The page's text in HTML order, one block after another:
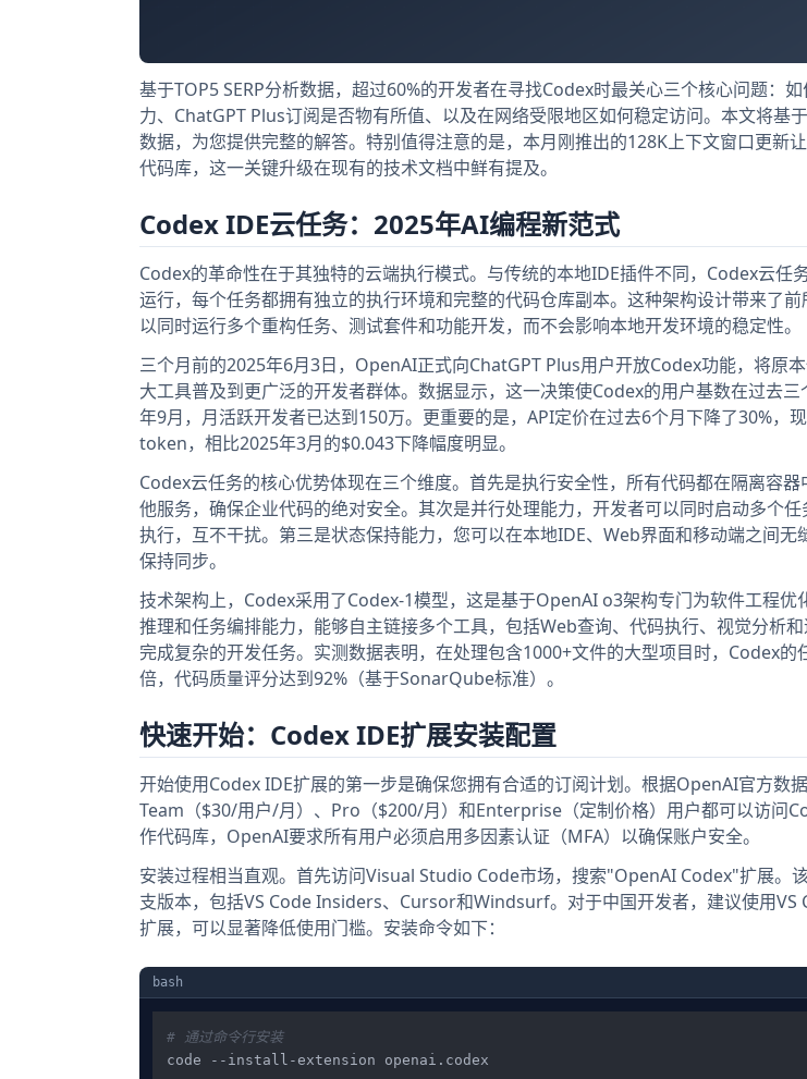
基于TOP5 SERP分析数据，超过60%的开发者在寻找Codex时最关心三个核心问题：
力、ChatGPT Plus订阅是否物有所值、以及在网络受限地区如何稳定访问。本文将基
数据，为您提供完整的解答。特别值得注意的是，本月刚推出的128K上下文窗口更新
代码库，这一关键升级在现有的技术文档中鲜有提及。
Codex IDE云任务：2025年AI编程新范式
Codex的革命性在于其独特的云端执行模式。与传统的本地IDE插件不同，Codex云任
运行，每个任务都拥有独立的执行环境和完整的代码仓库副本。这种架构设计带来了
以同时运行多个重构任务、测试套件和功能开发，而不会影响本地开发环境的稳定性。
三个月前的2025年6月3日，OpenAI正式向ChatGPT Plus用户开放Codex功能，将原
大工具普及到更广泛的开发者群体。数据显示，这一决策使Codex的用户基数在过去
年9月，月活跃开发者已达到150万。更重要的是，API定价在过去6个月下降了30%，
token，相比2025年3月的$0.043下降幅度明显。
Codex云任务的核心优势体现在三个维度。首先是执行安全性，所有代码都在隔离容
他服务，确保企业代码的绝对安全。其次是并行处理能力，开发者可以同时启动多个
执行，互不干扰。第三是状态保持能力，您可以在本地IDE、Web界面和移动端之间无
保持同步。
技术架构上，Codex采用了Codex-1模型，这是基于OpenAI o3架构专门为软件工程优
推理和任务编排能力，能够自主链接多个工具，包括Web查询、代码执行、视觉分析
完成复杂的开发任务。实测数据表明，在处理包含1000+文件的大型项目时，Codex的
倍，代码质量评分达到92%（基于SonarQube标准）。
快速开始：Codex IDE扩展安装配置
开始使用Codex IDE扩展的第一步是确保您拥有合适的订阅计划。根据OpenAI官方数
Team（$30/用户/月）、Pro（$200/月）和Enterprise（定制价格）用户都可以访问
作代码库，OpenAI要求所有用户必须启用多因素认证（MFA）以确保账户安全。
安装过程相当直观。首先访问Visual Studio Code市场，搜索"OpenAI Codex"扩展。
支版本，包括VS Code Insiders、Cursor和Windsurf。对于中国开发者，建议使用VS
扩展，可以显著降低使用门槛。安装命令如下：
bash
# 通过命令行安装
code --install-extension openai.codex